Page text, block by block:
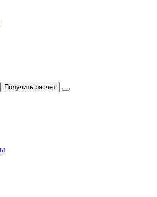
Получить расчёт